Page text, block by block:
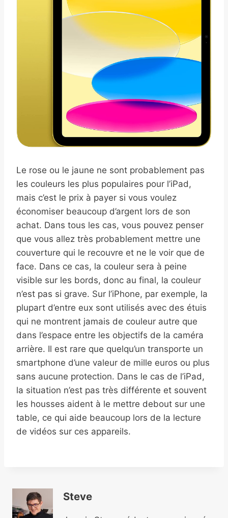
Le rose ou le jaune ne sont probablement pas
les couleurs les plus populaires pour l’iPad,
mais c’est le prix à payer si vous voulez
économiser beaucoup d’argent lors de son
achat. Dans tous les cas, vous pouvez penser
que vous allez très probablement mettre une
couverture qui le recouvre et ne le voir que de
face. Dans ce cas, la couleur sera à peine
visible sur les bords, donc au final, la couleur
n’est pas si grave. Sur l’iPhone, par exemple, la
plupart d’entre eux sont utilisés avec des étuis
qui ne montrent jamais de couleur autre que
dans l’espace entre les objectifs de la caméra
arrière. Il est rare que quelqu’un transporte un
smartphone d’une valeur de mille euros ou plus
sans aucune protection. Dans le cas de l’iPad,
la situation n’est pas très différente et souvent
les housses aident à le mettre debout sur une
table, ce qui aide beaucoup lors de la lecture
de vidéos sur ces appareils.
Steve